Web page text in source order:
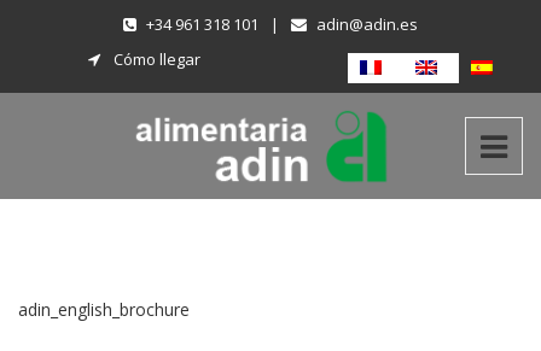
+34 961 318 101 |
adin@adin.es
Cómo llegar
adin_english_brochure